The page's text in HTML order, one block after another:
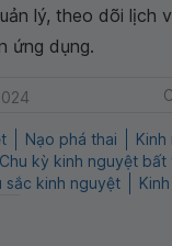
lý, theo dõi lịch
ứng dụng.
Nạo phá thai
Chu kỳ kinh nguyệt bất
sắc kinh nguyệt